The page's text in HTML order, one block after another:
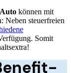
können mit
Neben steuerfreien
Somit